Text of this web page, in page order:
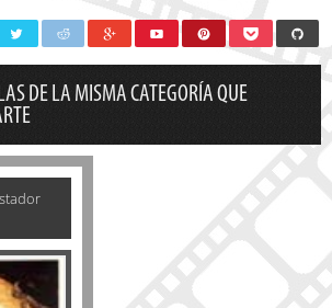
DE LA MISMA CATEGORÍA QUE